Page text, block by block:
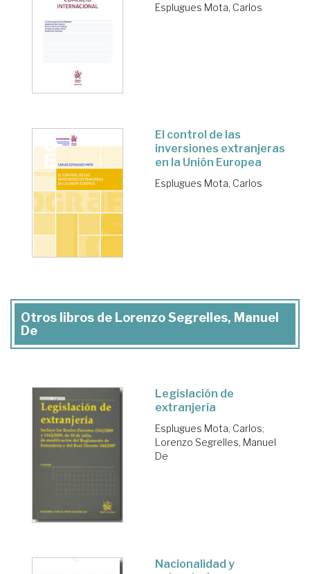
Esplugues Mota, Carlos
El control de las
inversiones extranjeras
en la Unión Europea
Esplugues Mota, Carlos
Otros libros de Lorenzo Segrelles, Manuel
De
Legislación de
extranjería
Esplugues Mota, Carlos;
Lorenzo Segrelles, Manuel
De
Nacionalidad y